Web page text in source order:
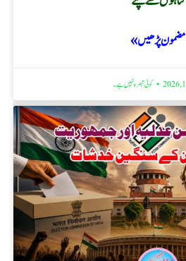
مضمون پڑھیں »
کوئی تبصرہ نہیں ہے۔